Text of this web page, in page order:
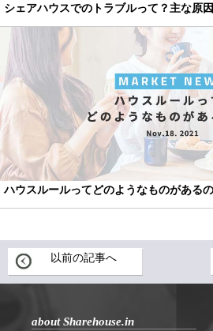
シェアハウスでのトラブルって？主な原
ハウスルールってどのようなものがある
以前の記事へ
about Sharehouse.in